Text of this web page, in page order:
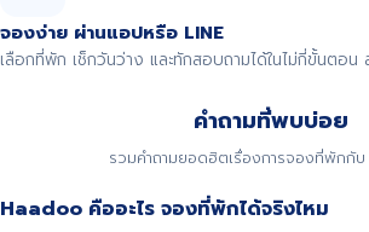
จองง่าย ผ่านแอปหรือ LINE
เลือกที่พัก เช็กวันว่าง และทักสอบถามได้ในไม่กี่ขั้นตอ
คำถามที่พบบ่อย
รวมคำถามยอดฮิตเรื่องการจองที่พักกั
Haadoo คืออะไร จองที่พักได้จริงไหม